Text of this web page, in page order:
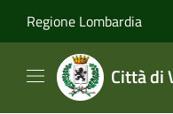
Regione Lombardia
Città di